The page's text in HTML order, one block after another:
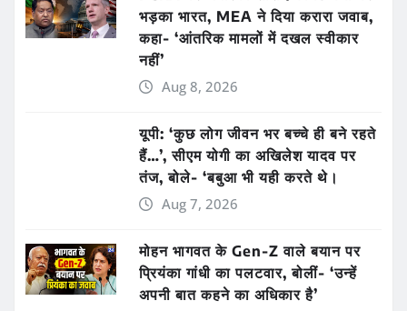
भड़का भारत, MEA ने दिया करारा जवाब,
कहा- ‘आंतरिक मामलों में दखल स्वीकार
नहीं’
Aug 8, 2026
यूपी: ‘कुछ लोग जीवन भर बच्चे ही बने रहते
हैं…’, सीएम योगी का अखिलेश यादव पर
तंज, बोले- ‘बबुआ भी यही करते थे।
Aug 7, 2026
मोहन भागवत के Gen-Z वाले बयान पर
प्रियंका गांधी का पलटवार, बोलीं- ‘उन्हें
अपनी बात कहने का अधिकार है’